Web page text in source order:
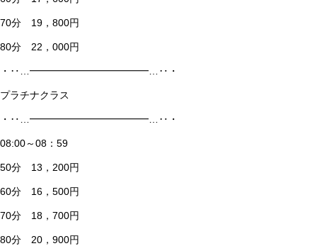
70分 19，800円
80分 22，000円
・‥…━━━━━━━━━━━━…‥・
プラチナクラス
・‥…━━━━━━━━━━━━…‥・
08:00～08：59
50分 13，200円
60分 16，500円
70分 18，700円
80分 20，900円